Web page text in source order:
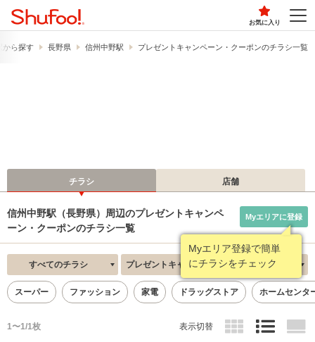
お気に入り
から探す 長野県 信州中野駅 プレゼントキャンペーン・クーポンのチラシ一覧
チラシ 店舗
信州中野駅（長野県）周辺のプレゼントキャンペ
ーン・クーポンのチラシ一覧
Myエリア登録で簡単
にチラシをチェック
Myエリアに登録
すべてのチラシ プレゼントキャンペーン・クーポン 新着順
スーパー ファッション 家電 ドラッグストア ホームセンタ
1〜1/1枚 表示切替